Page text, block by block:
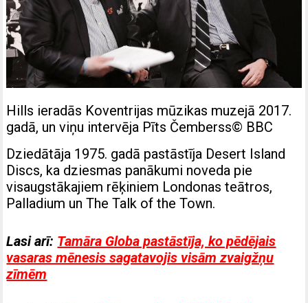
Hills ieradās Koventrijas mūzikas muzejā 2017.
gadā, un viņu intervēja Pīts Čemberss© BBC
Dziedātāja 1975. gadā pastāstīja Desert Island
Discs, ka dziesmas panākumi noveda pie
visaugstākajiem rēķiniem Londonas teātros,
Palladium un The Talk of the Town.
Lasi arī: Tamāra Globa pastāstīja, ko pēdējais
vasaras mēnesis sagatavojis visām zvaigžņu
zīmēm